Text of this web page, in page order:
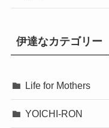
伊達なカテゴリー
Life for Mothers
YOICHI-RON